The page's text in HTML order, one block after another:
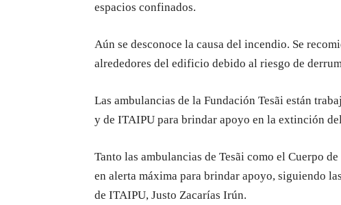
espacios confinados.
Aún se desconoce la causa del incendio. Se
alrededores del edificio debido al riesgo de
Las ambulancias de la Fundación Tesãi están
y de ITAIPU para brindar apoyo en la extinción
Tanto las ambulancias de Tesãi como el Cuerpo
en alerta máxima para brindar apoyo, siguiendo
de ITAIPU, Justo Zacarías Irún.